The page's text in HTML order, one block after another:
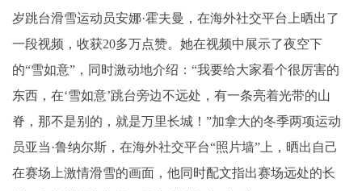
岁跳台滑雪运动员安娜·霍夫曼，在海外社交平台上晒出了
一段视频，收获20多万点赞。她在视频中展示了夜空下
的“雪如意”，同时激动地介绍：“我要给大家看个很厉害的
东西，在‘雪如意’跳台旁边不远处，有一条亮着光带的山
脊，那不是别的，就是万里长城！”加拿大的冬季两项运动
员亚当·鲁纳尔斯，在海外社交平台“照片墙”上，晒出自己
在赛场上激情滑雪的画面，他同时配文指出赛场远处的长